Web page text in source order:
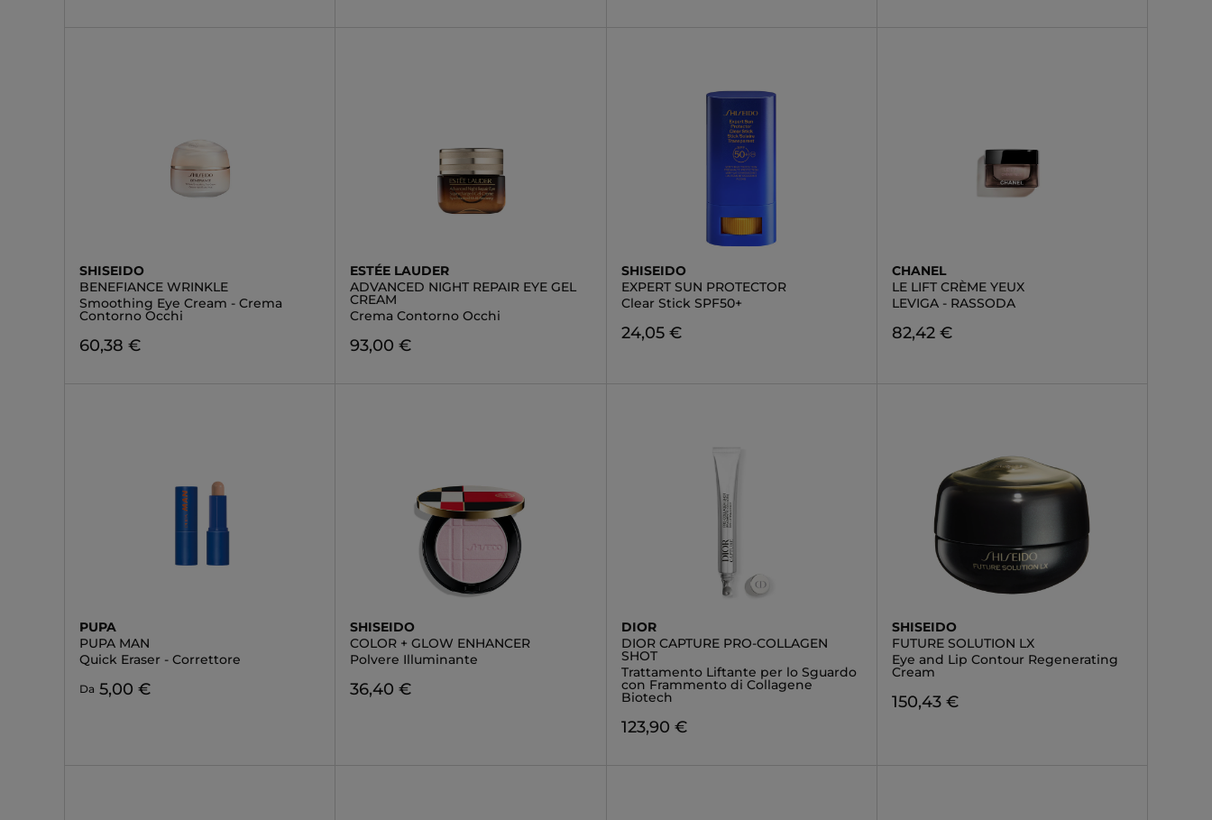
SHISEIDO
BENEFIANCE WRINKLE
Smoothing Eye Cream - Crema
Contorno Occhi
60,38 €
ESTÉE LAUDER
ADVANCED NIGHT REPAIR EYE GEL
CREAM
Crema Contorno Occhi
93,00 €
SHISEIDO
EXPERT SUN PROTECTOR
Clear Stick SPF50+
24,05 €
CHANEL
LE LIFT CRÈME YEUX
LEVIGA - RASSODA
82,42 €
PUPA
PUPA MAN
Quick Eraser - Correttore
Da 5,00 €
SHISEIDO
COLOR + GLOW ENHANCER
Polvere Illuminante
36,40 €
DIOR
DIOR CAPTURE PRO-COLLAGEN
SHOT
Trattamento Liftante per lo Sguardo
con Frammento di Collagene
Biotech
123,90 €
SHISEIDO
FUTURE SOLUTION LX
Eye and Lip Contour Regenerating
Cream
150,43 €